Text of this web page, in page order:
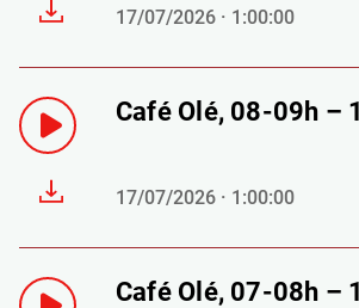
17/07/2026 · 1:00:00
Café Olé, 08-09h –
17/07/2026 · 1:00:00
Café Olé, 07-08h –